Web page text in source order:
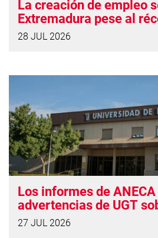
La creación de empleo
Extremadura pese al
ocupación
28 JUL 2026
Los informes de
advertencias de UGT
solidez del proyecto de
27 JUL 2026